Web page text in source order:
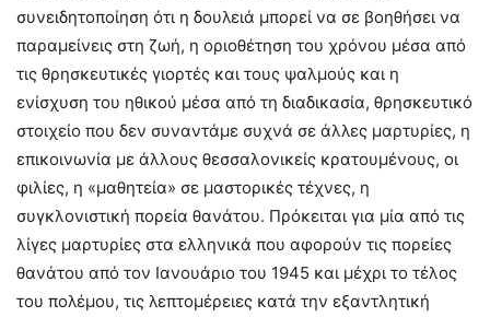
συνειδητοποίηση ότι η δουλειά μπορεί να σε βοηθήσει να
παραμείνεις στη ζωή, η οριοθέτηση του χρόνου μέσα από
τις θρησκευτικές γιορτές και τους ψαλμούς και η
ενίσχυση του ηθικού μέσα από τη διαδικασία, θρησκευτικό
στοιχείο που δεν συναντάμε συχνά σε άλλες μαρτυρίες, η
επικοινωνία με άλλους θεσσαλονικείς κρατουμένους, οι
φιλίες, η «μαθητεία» σε μαστορικές τέχνες, η
συγκλονιστική πορεία θανάτου. Πρόκειται για μία από τις
λίγες μαρτυρίες στα ελληνικά που αφορούν τις πορείες
θανάτου από τον Ιανουάριο του 1945 και μέχρι το τέλος
του πολέμου, τις λεπτομέρειες κατά την εξαντλητική